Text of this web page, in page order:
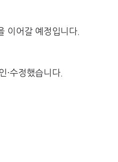
이어갈 예정입니다.
·수정했습니다.